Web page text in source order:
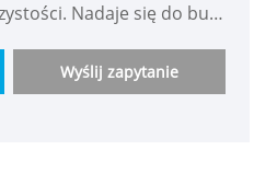
Nadaje się do butli
powietrze, podtlenek
węgla, azot itp. W stanie
Wyślij zapytanie